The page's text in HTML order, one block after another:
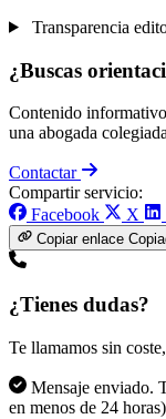
Transparencia
¿Buscas
Contenido
una abogada
Contactar
Compartir servicio:
Facebook
X
Copiar enlace
¿Tienes dudas?
Te llamamos sin
Mensaje enviado.
en menos de 24